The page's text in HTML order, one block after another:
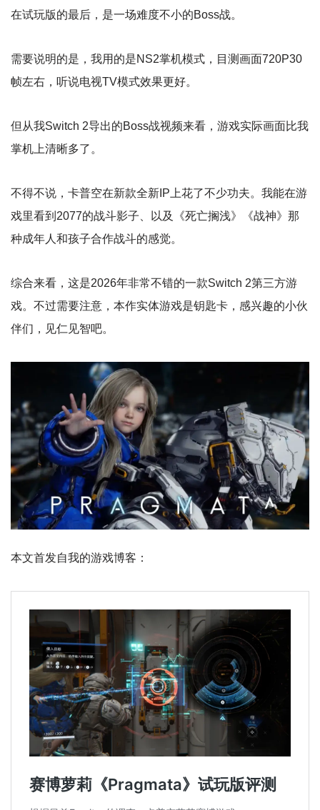
在试玩版的最后，是一场难度不小的Boss战。
需要说明的是，我用的是NS2掌机模式，目测画面720P30
帧左右，听说电视TV模式效果更好。
但从我Switch 2导出的Boss战视频来看，游戏实际画面比我
掌机上清晰多了。
不得不说，卡普空在新款全新IP上花了不少功夫。我能在游
戏里看到2077的战斗影子、以及《死亡搁浅》《战神》那
种成年人和孩子合作战斗的感觉。
综合来看，这是2026年非常不错的一款Switch 2第三方游
戏。不过需要注意，本作实体游戏是钥匙卡，感兴趣的小伙
伴们，见仁见智吧。
本文首发自我的游戏博客：